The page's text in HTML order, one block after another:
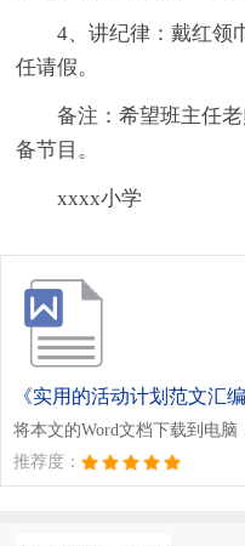
4、讲纪律：戴红领
任请假。
备注：希望班主任
备节目。
xxxx小学
《实用的活动计划范文汇编
将本文的Word文档下载到电脑
推荐度：